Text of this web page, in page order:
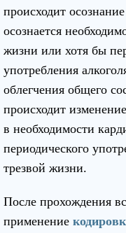
происходит
осознается
жизни или хотя бы
употребления
облегчения общего
происходит
в необходимости
периодического
трезвой жизни.
После прохождения
применение